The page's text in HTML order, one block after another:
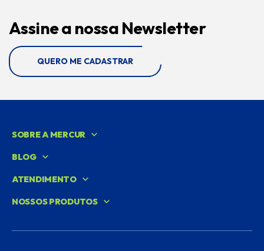
Assine a nossa Newsletter
QUERO ME CADASTRAR
SOBRE A MERCUR
BLOG
ATENDIMENTO
NOSSOS PRODUTOS